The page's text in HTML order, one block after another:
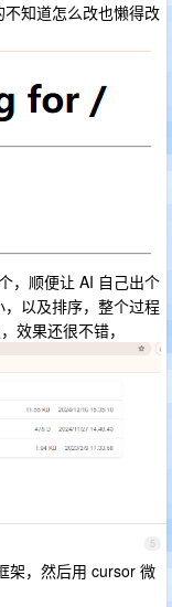
知道怎么改也懒得改
，顺便让 AI 自己出个
以及排序，整个过程
效果还很不错，
5
架，然后用 cursor 微